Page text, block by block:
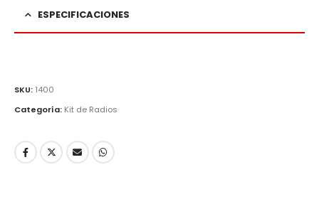
ESPECIFICACIONES
SKU: 1400
Categoría: Kit de Radios